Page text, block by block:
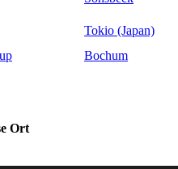
Tokio (Japan)
Bochum
Ort